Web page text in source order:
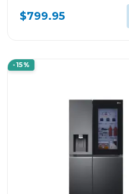
24000BTU KW
THINQ VM242C
$799.95
-15%